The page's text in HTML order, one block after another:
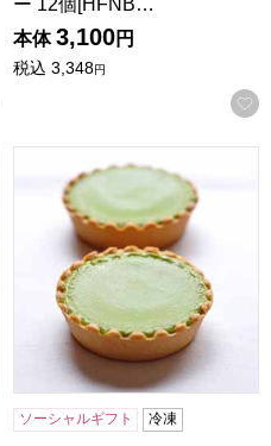
気に入りに登録する
ー 12個[HFNB…
本体 3,100円
税込 3,348円
セット 13個[HOS-04A]【年
京都宇治 茶游堂 抹茶チーズ
ソーシャルギフト 冷凍